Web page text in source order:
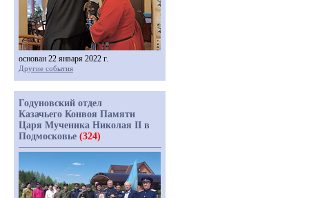
основан 22 января 2022 г.
Другие события
Годуновский отдел
Казачьего Конвоя Памяти
Царя Мученика Николая II в
Подмосковье (324)